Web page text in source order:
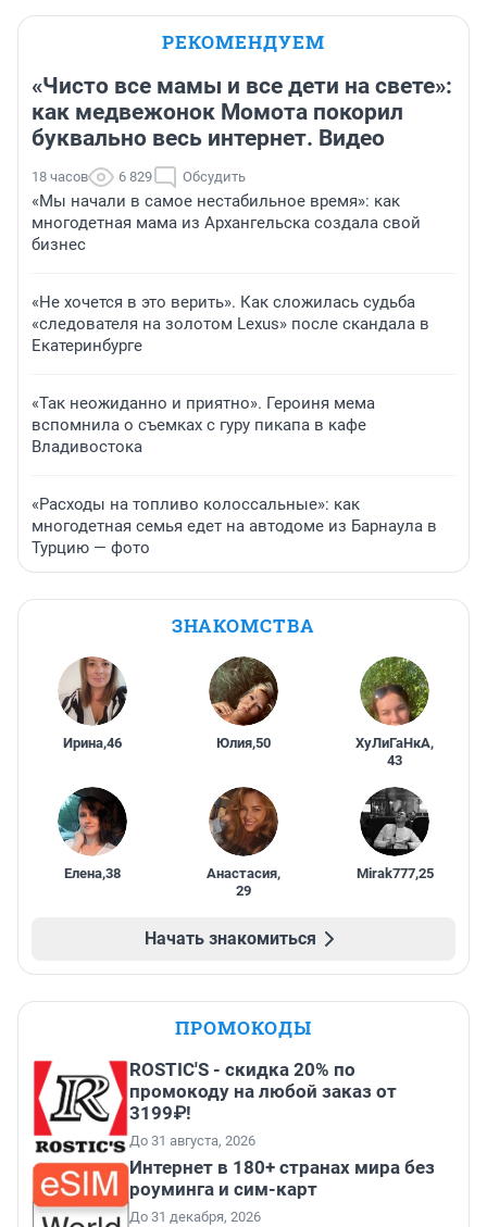
РЕКОМЕНДУЕМ
«Чисто все мамы и все дети на свете»:
как медвежонок Момота покорил
буквально весь интернет. Видео
18 часов 6 829 Обсудить
«Мы начали в самое нестабильное время»: как
многодетная мама из Архангельска создала свой
бизнес
«Не хочется в это верить». Как сложилась судьба
«следователя на золотом Lexus» после скандала в
Екатеринбурге
«Так неожиданно и приятно». Героиня мема
вспомнила о съемках с гуру пикапа в кафе
Владивостока
«Расходы на топливо колоссальные»: как
многодетная семья едет на автодоме из Барнаула в
Турцию — фото
ЗНАКОМСТВА
Ирина,46 Юлия,50 ХуЛиГаНкА,
43
Елена,38 Анастасия,
29
Mirak777,25
Начать знакомиться
ПРОМОКОДЫ
ROSTIC'S - скидка 20% по
промокоду на любой заказ от
3199₽!
До 31 августа, 2026
Интернет в 180+ странах мира без
роуминга и сим-карт
До 31 декабря, 2026